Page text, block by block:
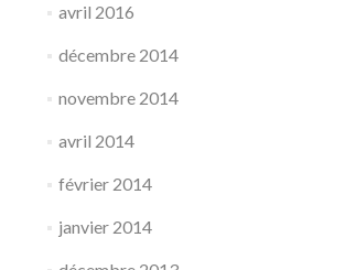
avril 2016
décembre 2014
novembre 2014
avril 2014
février 2014
janvier 2014